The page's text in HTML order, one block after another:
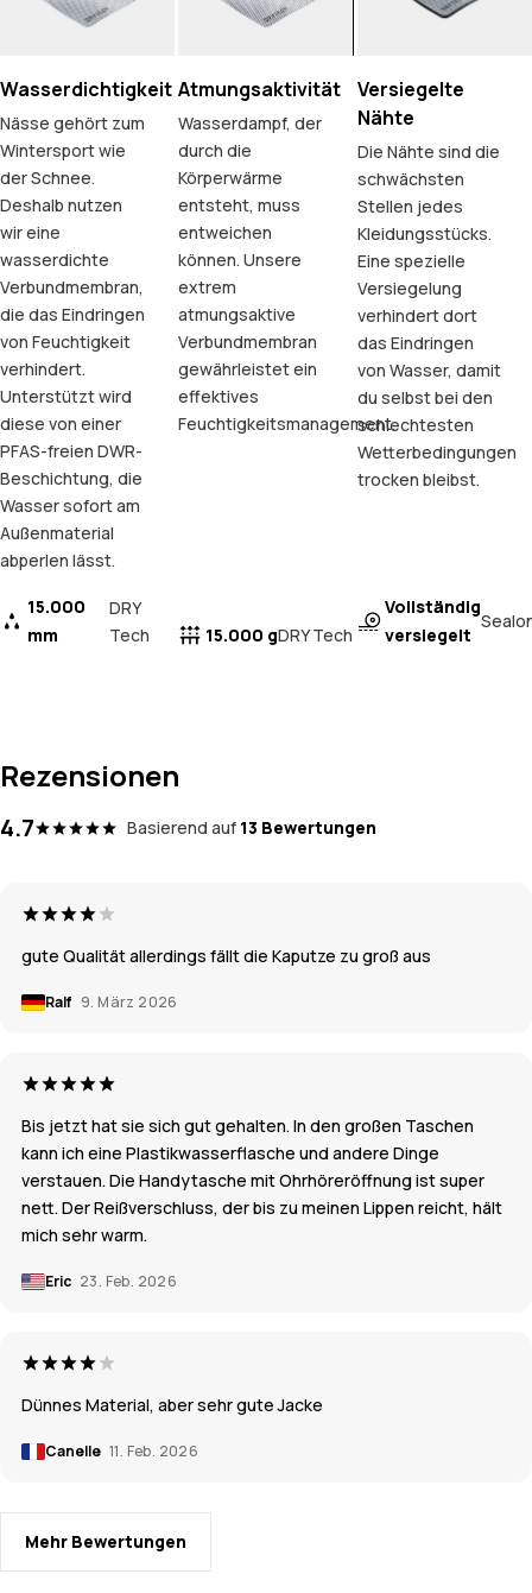
Wasserdichtigkeit
Nässe gehört zum
Wintersport wie
der Schnee.
Deshalb nutzen
wir eine
wasserdichte
Verbundmembran,
die das Eindringen
von Feuchtigkeit
verhindert.
Unterstützt wird
diese von einer
PFAS-freien DWR-
Beschichtung, die
Wasser sofort am
Außenmaterial
abperlen lässt.
15.000
mm
DRY
Tech
Atmungsaktivität
Wasserdampf, der
durch die
Körperwärme
entsteht, muss
entweichen
können. Unsere
extrem
atmungsaktive
Verbundmembran
gewährleistet ein
effektives
Feuchtigkeitsmanagement.
15.000 gDRY Tech
Versiegelte
Nähte
Die Nähte sind die
schwächsten
Stellen jedes
Kleidungsstücks.
Eine spezielle
Versiegelung
verhindert dort
das Eindringen
von Wasser, damit
du selbst bei den
schlechtesten
Wetterbedingungen
trocken bleibst.
Vollständig
versiegelt
Rezensionen
4.7 Basierend auf 13 Bewertungen
gute Qualität allerdings fällt die Kaputze zu groß aus
Ralf 9. März 2026
Bis jetzt hat sie sich gut gehalten. In den großen Taschen
kann ich eine Plastikwasserflasche und andere Dinge
verstauen. Die Handytasche mit Ohrhöreröffnung ist super
nett. Der Reißverschluss, der bis zu meinen Lippen reicht, hält
mich sehr warm.
Eric 23. Feb. 2026
Dünnes Material, aber sehr gute Jacke
Canelle 11. Feb. 2026
Mehr Bewertungen